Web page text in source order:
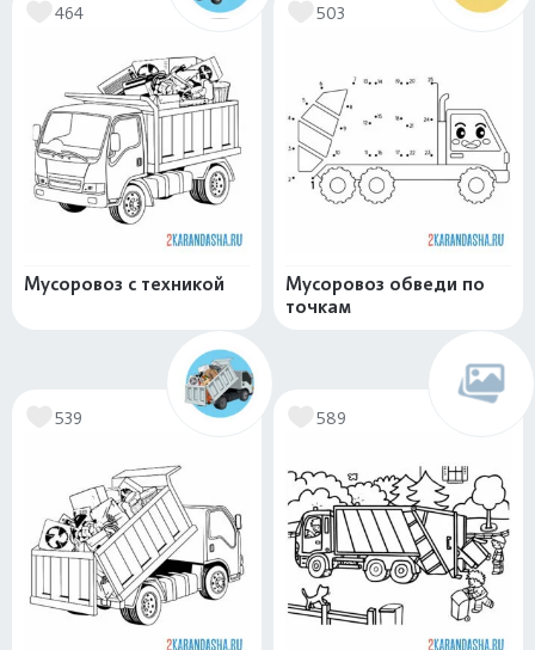
464
Мусоровоз с техникой
503
Мусоровоз обведи по
точкам
539 589